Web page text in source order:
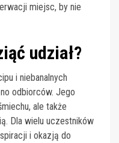
miejsc, by nie
udział?
i niebanalnych
odbiorców. Jego
ale także
Dla wielu uczestników
i okazją do